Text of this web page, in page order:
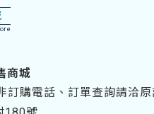
商城
購電話、訂單查詢請洽原